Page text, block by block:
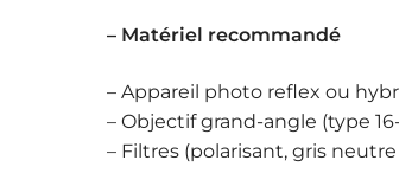
– Matériel recommandé
– Appareil photo reflex ou
– Objectif grand-angle (type
– Filtres (polarisant, gris